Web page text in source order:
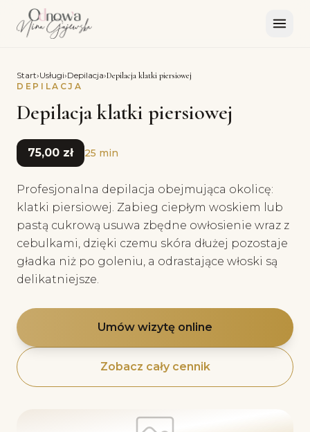
Start›Usługi›Depilacja›Depilacja klatki piersiowej
DEPILACJA
Depilacja klatki piersiowej
75,00 zł 25 min
Profesjonalna depilacja obejmująca okolicę:
klatki piersiowej. Zabieg ciepłym woskiem lub
pastą cukrową usuwa zbędne owłosienie wraz z
cebulkami, dzięki czemu skóra dłużej pozostaje
gładka niż po goleniu, a odrastające włoski są
delikatniejsze.
Umów wizytę online
Zobacz cały cennik